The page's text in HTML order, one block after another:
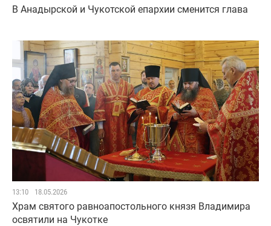
В Анадырской и Чукотской епархии сменится глава
13:10 18.05.2026
Храм святого равноапостольного князя Владимира
освятили на Чукотке